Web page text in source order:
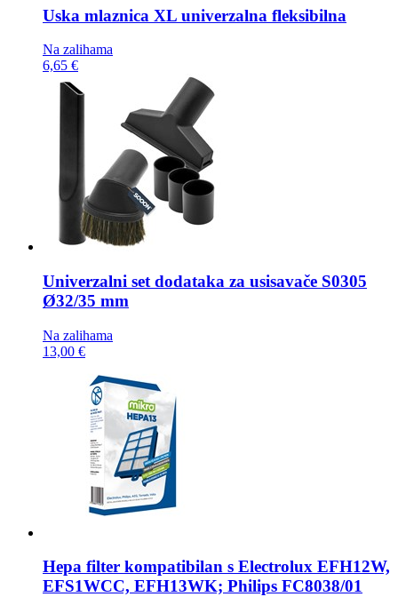
Uska mlaznica XL univerzalna fleksibilna
Na zalihama
6,65 €
Univerzalni set dodataka za usisavače S0305
Ø32/35 mm
Na zalihama
13,00 €
Hepa filter kompatibilan s Electrolux EFH12W,
EFS1WCC, EFH13WK; Philips FC8038/01